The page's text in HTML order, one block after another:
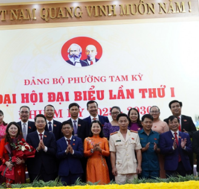
rải rác.
hai cấp trong quản lý hoạt động nha khoa,
lực cho môi trường và cộng đồng